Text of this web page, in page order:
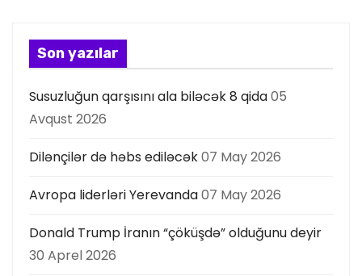
s
ı
Son yazılar
Susuzluğun qarşısını ala biləcək 8 qida05
Avqust 2026
Dilənçilər də həbs ediləcək07 May 2026
Avropa liderləri Yerevanda07 May 2026
Donald Trump İranın “çöküşdə” olduğunu deyir
30 Aprel 2026